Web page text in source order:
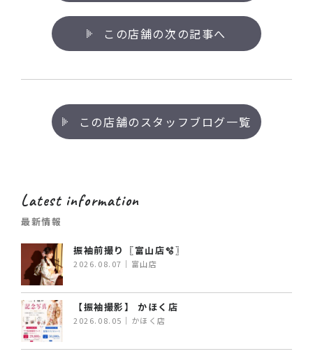
この店舗の次の記事へ
この店舗のスタッフブログ一覧
Latest information
最新情報
振袖前撮り〖富山店🫧〗
2026.08.07｜富山店
【振袖撮影】 かほく店
2026.08.05｜かほく店